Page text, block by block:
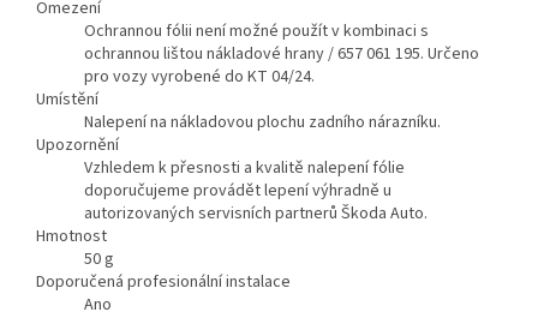
Omezení
Ochrannou fólii není možné použít v kombinaci s
ochrannou lištou nákladové hrany / 657 061 195. Určeno
pro vozy vyrobené do KT 04/24.
Umístění
Nalepení na nákladovou plochu zadního nárazníku.
Upozornění
Vzhledem k přesnosti a kvalitě nalepení fólie
doporučujeme provádět lepení výhradně u
autorizovaných servisních partnerů Škoda Auto.
Hmotnost
50g
Doporučená profesionální instalace
Ano